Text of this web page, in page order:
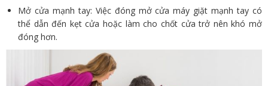
Mở cửa mạnh tay: Việc đóng mở cửa máy giặt mạnh tay có
thể dẫn đến kẹt cửa hoặc làm cho chốt cửa trở nên khó mở
đóng hơn.